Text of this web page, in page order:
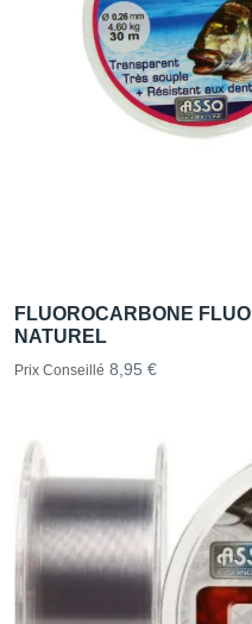
FLUOROCARBONE
NATUREL
Prix Conseillé 8,95 €